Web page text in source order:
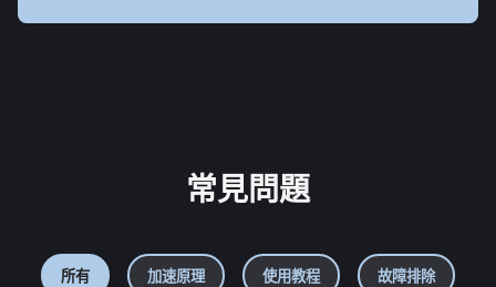
常見問題
所有 加速原理 使用教程 故障排除